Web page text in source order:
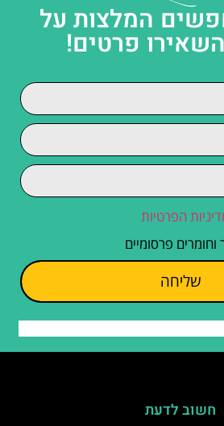
המלצות על
פרטים!
הפרטיות
פרסומיים
שליחה
חשוב לדעת